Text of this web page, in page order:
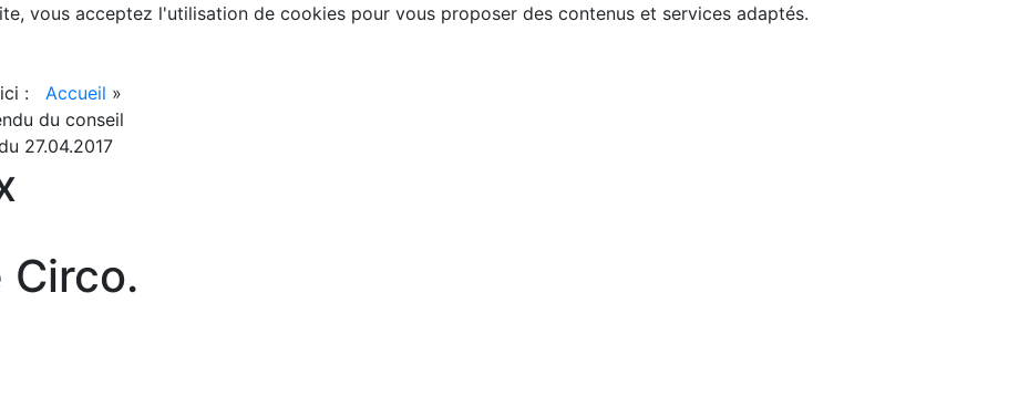
vous acceptez l'utilisation de cookies pour vous proposer des contenus et services adaptés.
: Accueil »
du conseil
27.04.2017
Circo.